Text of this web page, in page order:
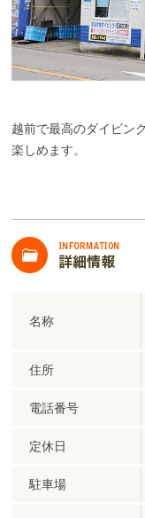
越前で最高のダイビン
楽しめます。
名称
住所
電話番号
定休日
駐車場